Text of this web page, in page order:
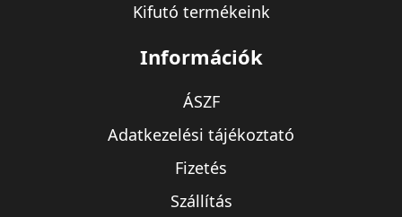
Kifutó termékeink
Információk
ÁSZF
Adatkezelési tájékoztató
Fizetés
Szállítás